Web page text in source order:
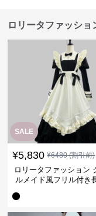
ロリータファッショ
SALE
¥5,830 ¥6480(割引前)
ロリータファッション
ルメイド風フリル付き